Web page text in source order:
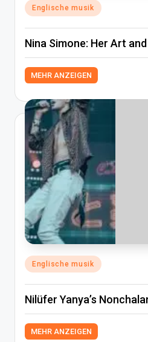
Posted
in
Englische musik
Nina Simone: Her Art
MEHR ANZEIGEN
Posted
in
Englische musik
Nilüfer Yanya’s
MEHR ANZEIGEN